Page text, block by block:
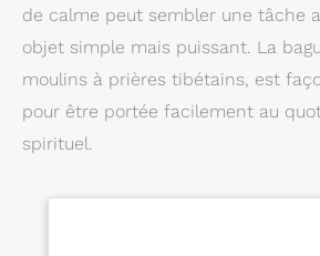
de calme peut sembler une tâche
objet simple mais puissant. La
moulins à prières tibétains, est
pour être portée facilement au
spirituel.